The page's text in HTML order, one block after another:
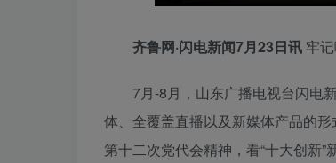
齐鲁网·闪电新闻7月23日讯 牢
7月-8月，山东广播电视台闪电
体、全覆盖直播以及新媒体产品的
第十二次党代会精神，看“十大创新”